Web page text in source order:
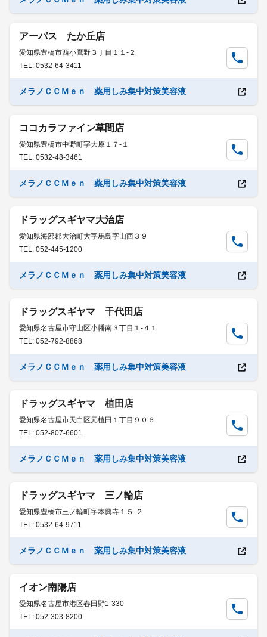
アーパス たか丘店
愛知県豊橋市西小鷹野３丁目１１-２
TEL: 0532-64-3411
メラノＣＣＭｅｎ 薬用しみ集中対策美容液
ココカラファイン草間店
愛知県豊橋市中野町字大原１７-１
TEL: 0532-48-3461
メラノＣＣＭｅｎ 薬用しみ集中対策美容液
ドラッグスギヤマ大治店
愛知県海部郡大治町大字馬島字山西３９
TEL: 052-445-1200
メラノＣＣＭｅｎ 薬用しみ集中対策美容液
ドラッグスギヤマ 千代田店
愛知県名古屋市守山区小幡南３丁目１-４１
TEL: 052-792-8868
メラノＣＣＭｅｎ 薬用しみ集中対策美容液
ドラッグスギヤマ 植田店
愛知県名古屋市天白区元植田１丁目９０６
TEL: 052-807-6601
メラノＣＣＭｅｎ 薬用しみ集中対策美容液
ドラッグスギヤマ 三ノ輪店
愛知県豊橋市三ノ輪町字本興寺１５-２
TEL: 0532-64-9711
メラノＣＣＭｅｎ 薬用しみ集中対策美容液
イオン南陽店
愛知県名古屋市港区春田野1-330
TEL: 052-303-8200